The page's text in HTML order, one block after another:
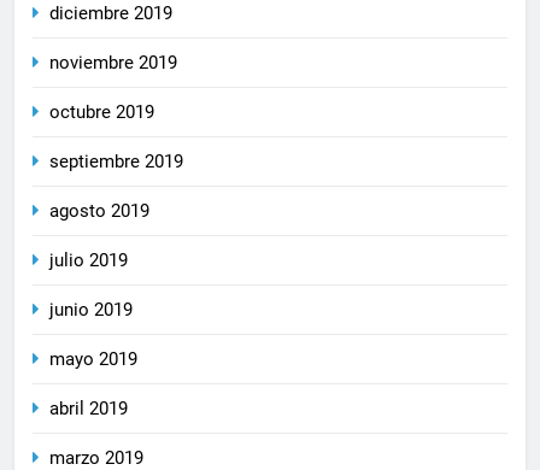
diciembre 2019
noviembre 2019
octubre 2019
septiembre 2019
agosto 2019
julio 2019
junio 2019
mayo 2019
abril 2019
marzo 2019